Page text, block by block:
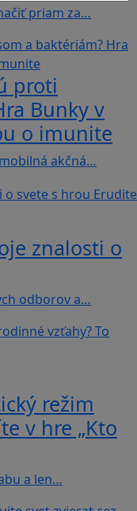
priam za…
proti
Bunky v
o imunite
akčná…
znalosti o
odborov a…
režim
v hre „Kto
a len…